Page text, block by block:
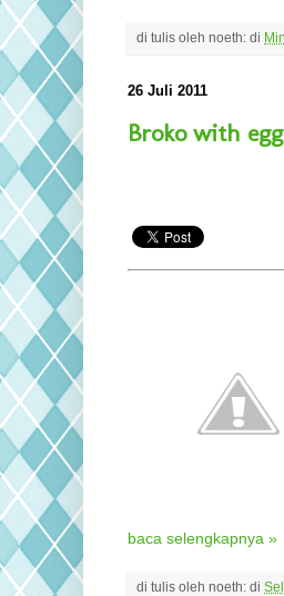
di tulis oleh noeth: di
26 Juli 2011
Broko with
baca selengkapnya »
di tulis oleh noeth: di